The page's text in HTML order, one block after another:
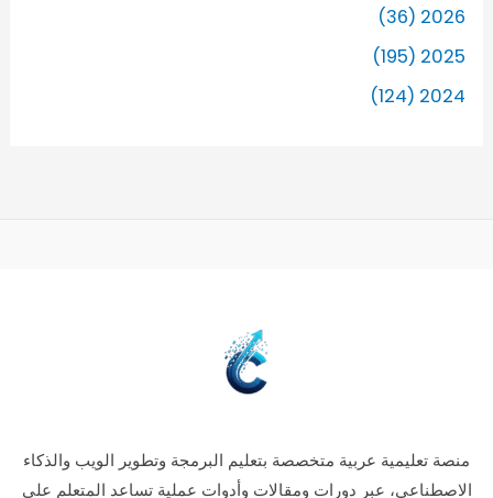
2026 (36)
2025 (195)
2024 (124)
منصة تعليمية عربية متخصصة بتعليم البرمجة وتطوير الويب والذكاء
الاصطناعي، عبر دورات ومقالات وأدوات عملية تساعد المتعلم على